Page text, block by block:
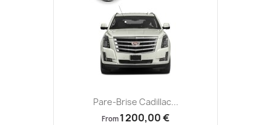
Pare-Brise Cadillac...
From 1 200,00 €